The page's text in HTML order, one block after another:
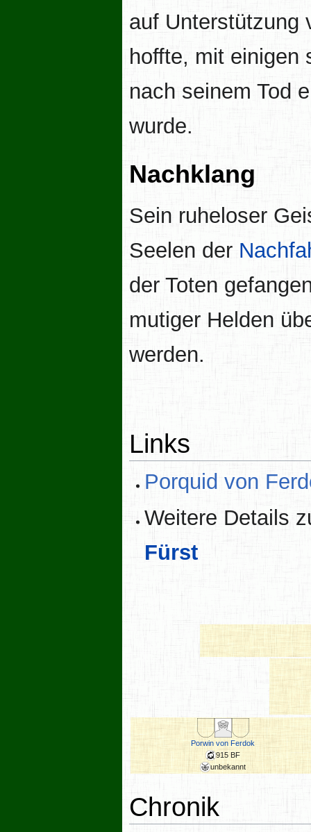
auf Unterstützung
hoffte, mit einigen
nach seinem Tod
wurde.
Nachklang
Sein ruheloser
Seelen der
der Toten
mutiger Helden
werden.
Links
Porquid von
Weitere Details
Fürst
Porwin von Ferdok
915 BF
unbekannt
Chronik